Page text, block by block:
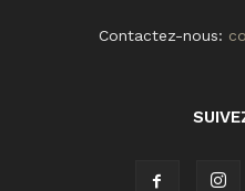
Contactez-nous: